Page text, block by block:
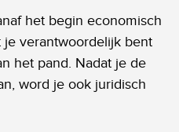
het begin economisch
je verantwoordelijk bent
het pand. Nadat je de
word je ook juridisch